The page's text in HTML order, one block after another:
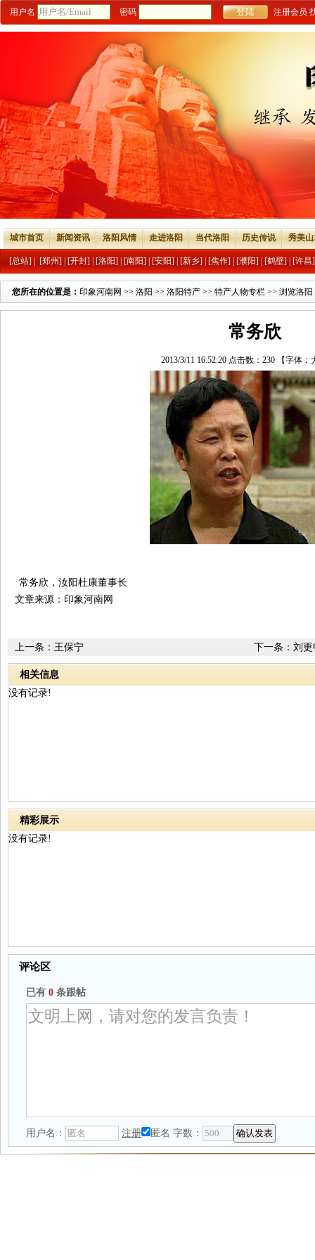
用户名 密码 注册会员
城市首页 新闻资讯 洛阳风情 走进洛阳 当代洛阳 历史传说 秀美
[总站] [郑州] [开封] [洛阳] [南阳] [安阳] [新乡] [焦作] [濮阳] [鹤壁] [许昌]
您所在的位置是： 印象河南网 >> 洛阳 >> 洛阳特产 >> 特产人物专栏 >> 浏览洛阳
常务欣
2013/3/11 16:52:20 点击数：230 【字体：
常务欣，汝阳杜康董事长
文章来源：印象河南网
下一条： 刘更
上一条： 王保宁
相关信息
没有记录!
精彩展示
没有记录!
评论区
已有 0 条跟帖
用户名： 注册 匿名 字数：